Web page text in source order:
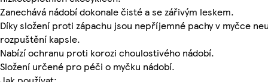
Zanechává nádobí dokonale čisté a se zářivým leskem.
Díky složení proti zápachu jsou nepříjemné pachy v myčce
rozpuštění kapsle.
Nabízí ochranu proti korozi choulostivého nádobí.
Složení určené pro péči o myčku nádobí.